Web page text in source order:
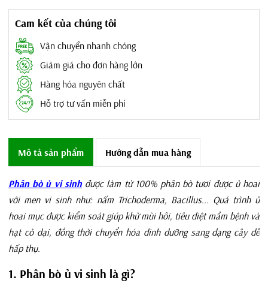
Cam kết của chúng tôi
Vận chuyển nhanh chóng
Giảm giá cho đơn hàng lớn
Hàng hóa nguyên chất
Hỗ trợ tư vấn miễn phí
Mô tả sản phẩm Hướng dẫn mua hàng
Phân bò ủ vi sinhđược làm từ 100% phân bò tươi được ủ hoai
với men vi sinh như: nấm Trichoderma, Bacillus... Quá trình ủ
hoai mục được kiểm soát giúp khử mùi hôi, tiêu diệt mầm bệnh và
hạt cỏ dại, đồng thời chuyển hóa dinh dưỡng sang dạng cây dễ
hấp thụ.
1. Phân bò ủ vi sinh là gì?